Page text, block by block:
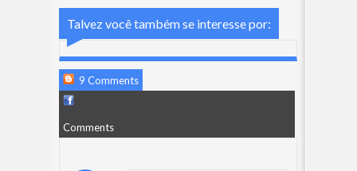
Talvez você também se interesse por:
9 Comments
Comments